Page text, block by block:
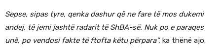
Sepse, sipas tyre, qenka dashur që ne fare të mos dukemi
andej, të jemi jashtë radarit të ShBA-së. Nuk po e paraqes
unë, po vendosi fakte të ftofta këtu përpara”, ka thënë ajo.